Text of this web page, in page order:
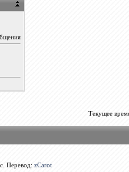
Текущее
Перевод: zCarot